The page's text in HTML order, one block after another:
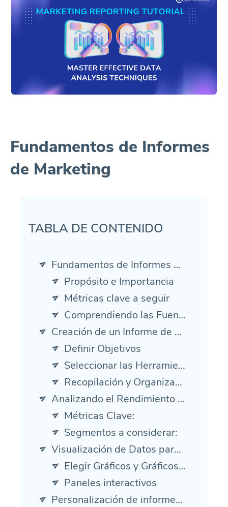
Fundamentos de Informes
de Marketing
TABLA DE CONTENIDO
Fundamentos de Informes de Marketing
Propósito e Importancia
Métricas clave a seguir
Comprendiendo las Fuentes de Datos
Creación de un Informe de Marketing
Definir Objetivos
Seleccionar las Herramientas Correctas
Recopilación y Organización de Datos
Analizando el Rendimiento de Marketing
Métricas Clave:
Segmentos a considerar:
Visualización de Datos para Mejores Perspectivas
Elegir Gráficos y Gráficos Efectivos
Paneles interactivos
Personalización de informes para las partes interesadas